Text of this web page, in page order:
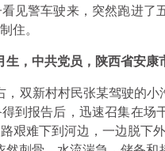
见警车驶来，突然跑进
住。
生，中共党员，陕西省安
，双新村村民张某驾驶的
到报告后，迅速召集在
艰难下到河边，一边脱下